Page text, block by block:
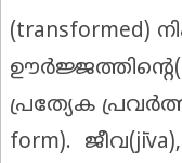
(transformed)
പ്രത്യേക
form).